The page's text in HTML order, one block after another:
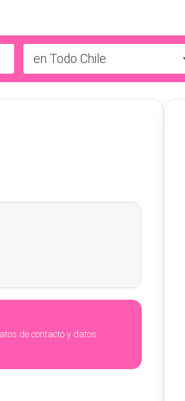
de contacto y datos